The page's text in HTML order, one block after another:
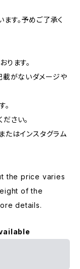
す。予めご了承く
ります。
載がないダメージや
。
さい。
たはインスタグラム
the price varies
of the
details.